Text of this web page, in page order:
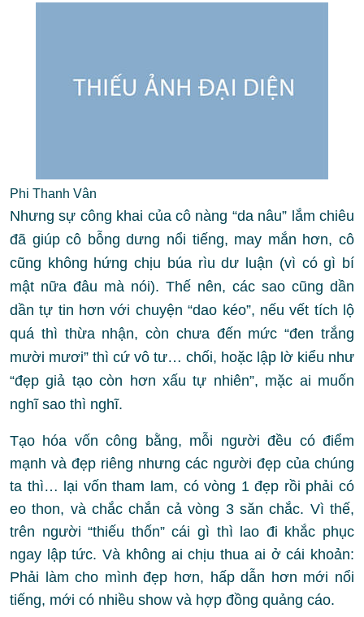
Phi Thanh Vân
Nhưng sự công khai của cô nàng “da nâu” lắm chiêu
đã giúp cô bỗng dưng nổi tiếng, may mắn hơn, cô
cũng không hứng chịu búa rìu dư luận (vì có gì bí
mật nữa đâu mà nói). Thế nên, các sao cũng dần
dần tự tin hơn với chuyện “dao kéo”, nếu vết tích lộ
quá thì thừa nhận, còn chưa đến mức “đen trắng
mười mươi” thì cứ vô tư… chối, hoặc lập lờ kiểu như
“đẹp giả tạo còn hơn xấu tự nhiên”, mặc ai muốn
nghĩ sao thì nghĩ.
Tạo hóa vốn công bằng, mỗi người đều có điểm
mạnh và đẹp riêng nhưng các người đẹp của chúng
ta thì… lại vốn tham lam, có vòng 1 đẹp rồi phải có
eo thon, và chắc chắn cả vòng 3 săn chắc. Vì thế,
trên người “thiếu thốn” cái gì thì lao đi khắc phục
ngay lập tức. Và không ai chịu thua ai ở cái khoản:
Phải làm cho mình đẹp hơn, hấp dẫn hơn mới nổi
tiếng, mới có nhiều show và hợp đồng quảng cáo.